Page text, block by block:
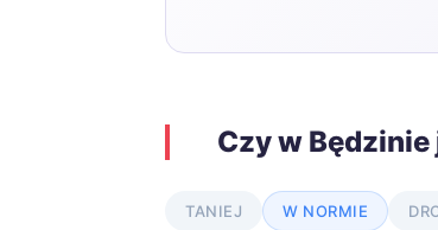
Czy w
TANIEJ W NORMIE